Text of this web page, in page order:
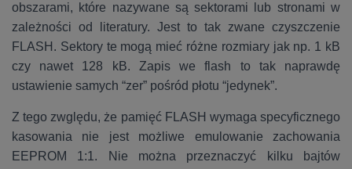
obszarami, które nazywane są sektorami lub stronami w
zależności od literatury. Jest to tak zwane czyszczenie
FLASH. Sektory te mogą mieć różne rozmiary jak np. 1 kB
czy nawet 128 kB. Zapis we flash to tak naprawdę
ustawienie samych “zer” pośród płotu “jedynek”.
Z tego zwględu, że pamięć FLASH wymaga specyficznego
kasowania nie jest możliwe emulowanie zachowania
EEPROM 1:1. Nie można przeznaczyć kilku bajtów